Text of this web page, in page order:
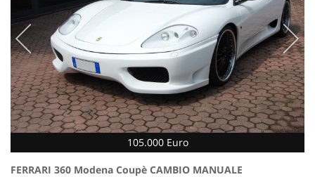
105.000 Euro
FERRARI 360 Modena Coupè CAMBIO MANUALE